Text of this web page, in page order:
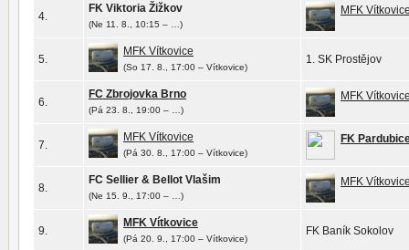
4.
FK Viktoria Žižkov
(Ne 11. 8., 10:15 – …)
MFK
5.
MFK Vítkovice
(So 17. 8., 17:00 – Vítkovice)
1. SK Prostějov
6.
FC Zbrojovka Brno
(Pá 23. 8., 19:00 – …)
MFK
7.
MFK Vítkovice
(Pá 30. 8., 17:00 – Vítkovice)
FK
8.
FC Sellier & Bellot Vlašim
(Ne 15. 9., 17:00 – …)
MFK
9.
MFK Vítkovice
(Pá 20. 9., 17:00 – Vítkovice)
FK Baník Sokolov